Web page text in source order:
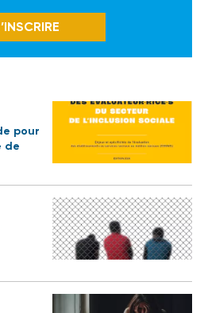
pour
de